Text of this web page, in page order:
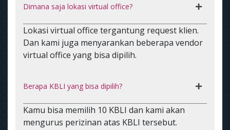
Dimana saja lokasi virtual office?
Lokasi virtual office tergantung request klien.
Dan kami juga menyarankan beberapa vendor
virtual office yang bisa dipilih.
Berapa KBLI yang bisa dipilih?
Kamu bisa memilih 10 KBLI dan kami akan
mengurus perizinan atas KBLI tersebut.